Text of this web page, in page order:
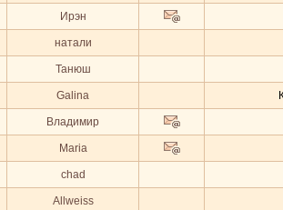
Ирэн
натали
Танюш
Galina
Владимир
Maria
chad
Allweiss